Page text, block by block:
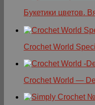
Букетики цветов.
Crochet World
Crochet World —